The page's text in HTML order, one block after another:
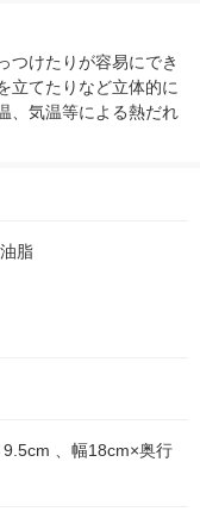
つけたりが容易にでき
立てたりなど立体的に
、気温等による熱だれ
脂
、幅18cm×奥行